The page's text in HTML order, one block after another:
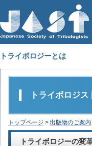
トライボロジーとは
トライボロジ
トップページ > 出版物のご案内
トライボロジーの変